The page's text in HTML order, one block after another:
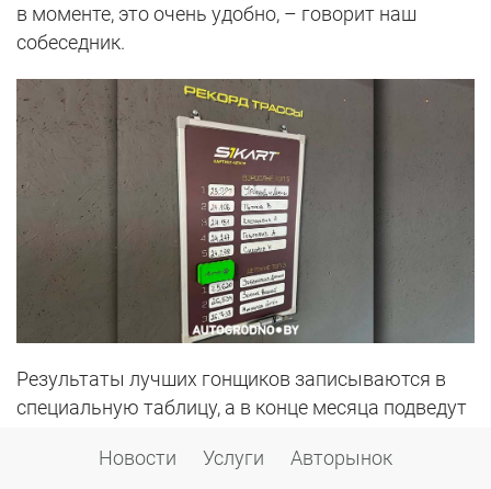
в моменте, это очень удобно, – говорит наш
собеседник.
Результаты лучших гонщиков записываются в
специальную таблицу, а в конце месяца подведут
подарят подарки, например, бесплатные заезды.
Новости Услуги Авторынок